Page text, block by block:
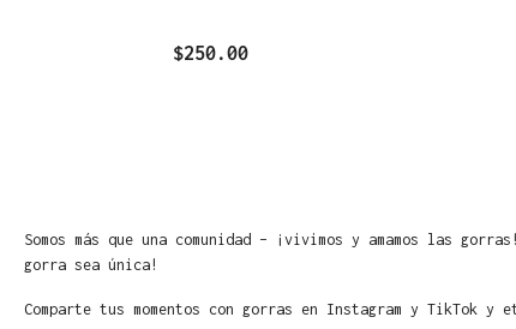
$250.00
Somos más que una comunidad – ¡vivimos y amamos las
gorra sea única!
Comparte tus momentos con gorras en Instagram y TikTok